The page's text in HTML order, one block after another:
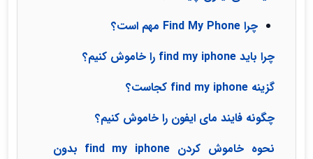
چرا Find My Phone مهم است؟
چرا باید find my iphone را خاموش کنیم؟
گزینه find my iphone کجاست؟
چگونه فایند مای ایفون را خاموش کنیم؟
نحوه خاموش كردن find my iphone بدون